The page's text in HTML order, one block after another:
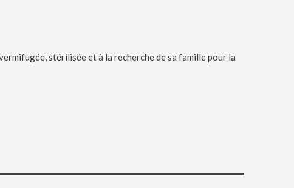
stérilisée et à la recherche de sa famille pour la